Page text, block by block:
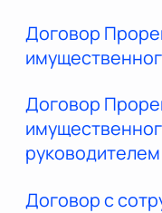
Договор
Договор
руководителем
Договор с